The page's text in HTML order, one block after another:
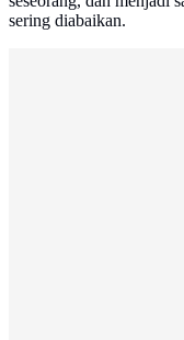
sering diabaikan.